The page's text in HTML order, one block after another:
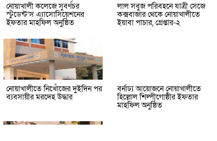
নোয়াখালী কলেজে সুবর্ণচর
স্টুডেন্ট’স এ্যাসোসিয়েশনের
ইফতার মাহফিল অনুষ্ঠিত
লাল সবুজ পরিবহনে যাত্রী সেজে
কক্সবাজার থেকে নোয়াখালীতে
ইয়াবা পাচার, গ্রেপ্তার-২
নোয়াখালীতে নিখোঁজের দুইদিন পর
ব্যবসায়ীর মরদেহ উদ্ধার
বর্নাঢ্য আয়োজনে নোয়াখালীতে
হিল্লোল শিল্পীগোষ্ঠীর ইফতার
মাহফিল অনুষ্ঠিত